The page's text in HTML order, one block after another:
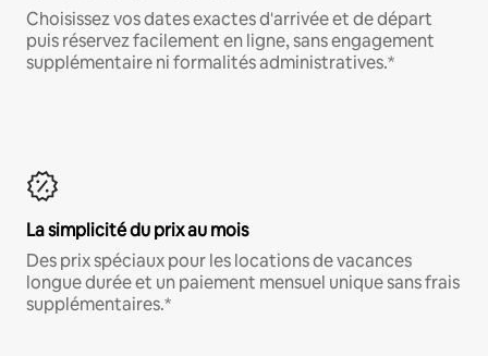
Choisissez vos dates exactes d'arrivée et de départ
puis réservez facilement en ligne, sans engagement
supplémentaire ni formalités administratives.*
La simplicité du prix au mois
Des prix spéciaux pour les locations de vacances
longue durée et un paiement mensuel unique sans frais
supplémentaires.*